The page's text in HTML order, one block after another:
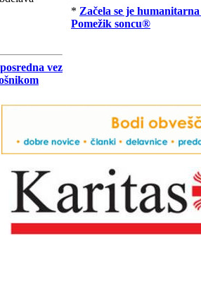
vez
* Začela se je
Pomežik soncu®